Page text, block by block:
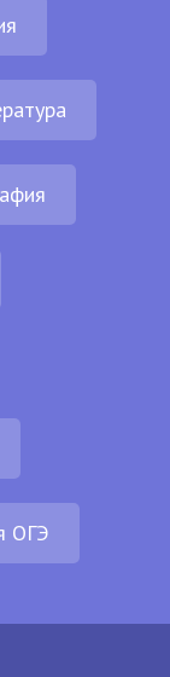
ОГЭ